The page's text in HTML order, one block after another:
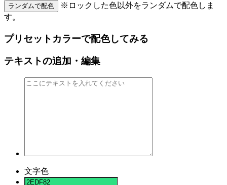
ランダムで配色
※ロックした色以外をランダムで配色しま
す。
プリセットカラーで配色してみる
テキストの追加・編集
文字色